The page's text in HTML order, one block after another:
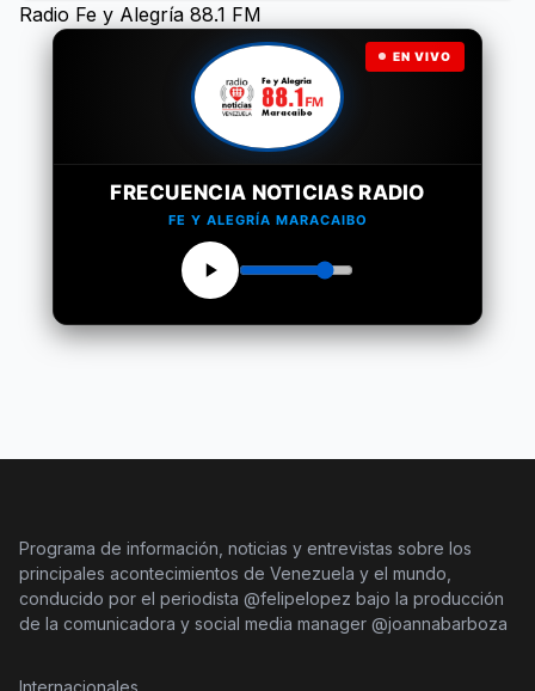
Radio Fe y Alegría 88.1 FM
EN VIVO
FRECUENCIA NOTICIAS RADIO
FE Y ALEGRÍA MARACAIBO
Programa de información, noticias y entrevistas sobre los
principales acontecimientos de Venezuela y el mundo,
conducido por el periodista @felipelopez bajo la producción
de la comunicadora y social media manager @joannabarboza